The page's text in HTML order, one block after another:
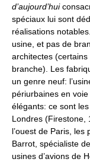
d’aujourd’hui
spéciaux lui sont
réalisations
usine, et pas de
architectes (certains
branche). Les
un genre neuf:
périurbaines en
élégants: ce sont
Londres (Firestone,
l’ouest de Paris,
Barrot, spécialiste
usines d’avions de